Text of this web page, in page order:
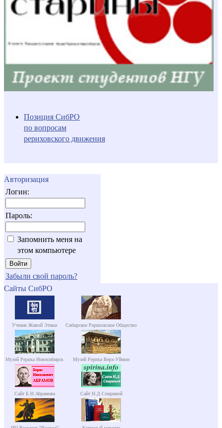
Позиция СибРО
по вопросам
рериховского движения
Авторизация
Логин:
Пароль:
Запомнить меня на
этом компьютере
Забыли свой пароль?
Сайты СибРО
Учение Живой Этики Сибирское Рериховское Общество
Музей Рериха Новосибирск Музей Рериха Верх-Уймон
Сайт Б.Н.Абрамова Сайт Н.Д.Спириной